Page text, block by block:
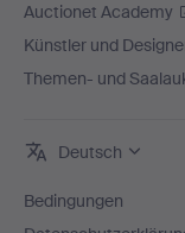
Auctionet Academy
Künstler und
Themen- und
Deutsch
Bedingungen